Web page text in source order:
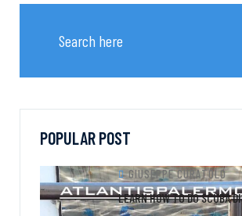
POPULAR POST
GIUSEPPE CURATOLO
LEARN HOW TO DO SCUBA